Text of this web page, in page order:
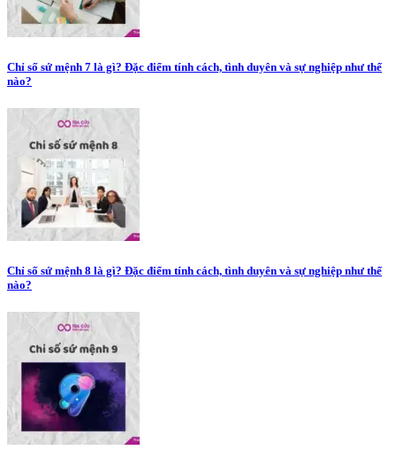
Chỉ số sứ mệnh 7 là gì? Đặc điểm tính cách, tình duyên và sự nghiệp như thế
nào?
Chỉ số sứ mệnh 8 là gì? Đặc điểm tính cách, tình duyên và sự nghiệp như thế
nào?